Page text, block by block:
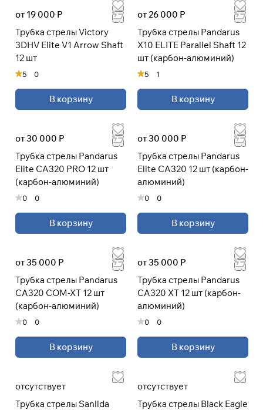
от 19 000 Р
Трубка стрелы Victory
3DHV Elite V1 Arrow Shaft
12 шт
5 0
В корзину
от 26 000 Р
Трубка стрелы Pandarus
X10 ELITE Parallel Shaft 12
шт (карбон-алюминий)
5 1
В корзину
от 30 000 Р
Трубка стрелы Pandarus
Elite CA320 PRO 12 шт
(карбон-алюминий)
0 0
В корзину
от 30 000 Р
Трубка стрелы Pandarus
Elite CA320 12 шт (карбон-
алюминий)
0 0
В корзину
от 35 000 Р
Трубка стрелы Pandarus
CA320 COM-XT 12 шт
(карбон-алюминий)
0 0
В корзину
от 35 000 Р
Трубка стрелы Pandarus
CA320 XT 12 шт (карбон-
алюминий)
0 0
В корзину
отсутствует
Трубка стрелы Sanlida
отсутствует
Трубка стрелы Black Eagle
25
недели
раз в 2 недели
Остались вопросы?
8 800 302-02-51
plait.ru